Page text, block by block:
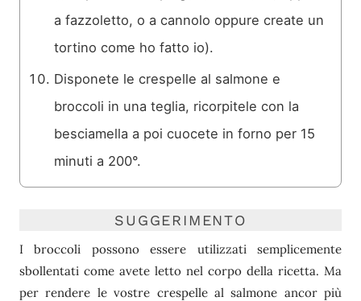
a fazzoletto, o a cannolo oppure create un
tortino come ho fatto io).
Disponete le crespelle al salmone e
broccoli in una teglia, ricorpitele con la
besciamella a poi cuocete in forno per 15
minuti a 200°.
SUGGERIMENTO
I broccoli possono essere utilizzati semplicemente
sbollentati come avete letto nel corpo della ricetta. Ma
per rendere le vostre crespelle al salmone ancor più